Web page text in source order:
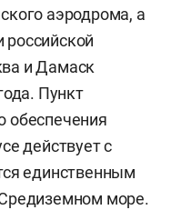
аэродрома, а
и Дамаск
Пункт
обеспечения
действует с
единственным
море.